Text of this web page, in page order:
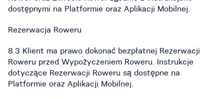
dostępnymi na Platformie oraz Aplikacji Mobilnej.
Rezerwacja Roweru
8.3 Klient ma prawo dokonać bezpłatnej Rezerwacji
Roweru przed Wypożyczeniem Roweru. Instrukcje
dotyczące Rezerwacji Roweru są dostępne na
Platformie oraz Aplikacji Mobilnej.